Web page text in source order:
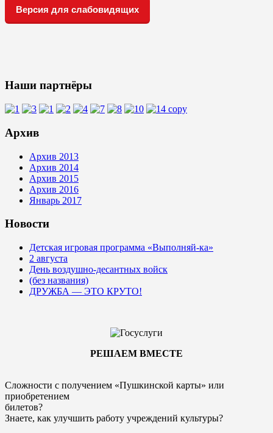
Версия для слабовидящих
Наши партнёры
Архив
Архив 2013
Архив 2014
Архив 2015
Архив 2016
Январь 2017
Новости
Детская игровая программа «Выполняй-ка»
2 августа
День воздушно-десантных войск
(без названия)
ДРУЖБА — ЭТО КРУТО!
РЕШАЕМ ВМЕСТЕ
Сложности с получением «Пушкинской карты» или
приобретением
билетов?
Знаете, как улучшить работу учреждений культуры?